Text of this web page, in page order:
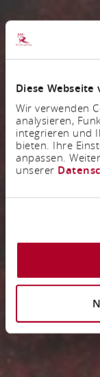
Diese Webseite
Wir verwenden
analysieren,
integrieren und
bieten. Ihre
anpassen.
unserer